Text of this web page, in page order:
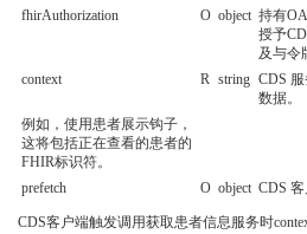
fhirAuthorization
O object 持有
授予
及与令
context
R string CDS
数据。
例如，使用患者展示钩子，
这将包括正在查看的患者的
FHIR标识符。
prefetch
O object CDS
CDS客户端触发调用获取患者信息服务时